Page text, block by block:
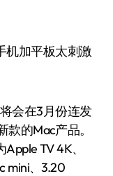
机加平板太刺激
会在3月份连发
的Mac产品。
TV 4K、
mini、3.20